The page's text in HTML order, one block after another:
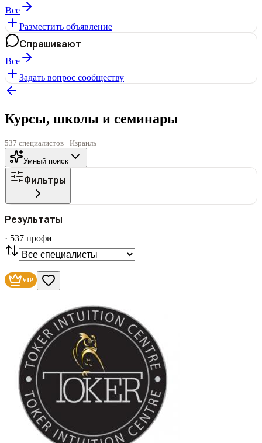
Все
Разместить объявление
Спрашивают
Все
Задать вопрос сообществу
Курсы, школы и семинары
537 специалистов · Израиль
Умный поиск
Фильтры
Все
СТАТУС
VIP С фото
537 профи
Сбросить
Результаты
· 537 профи
VIP